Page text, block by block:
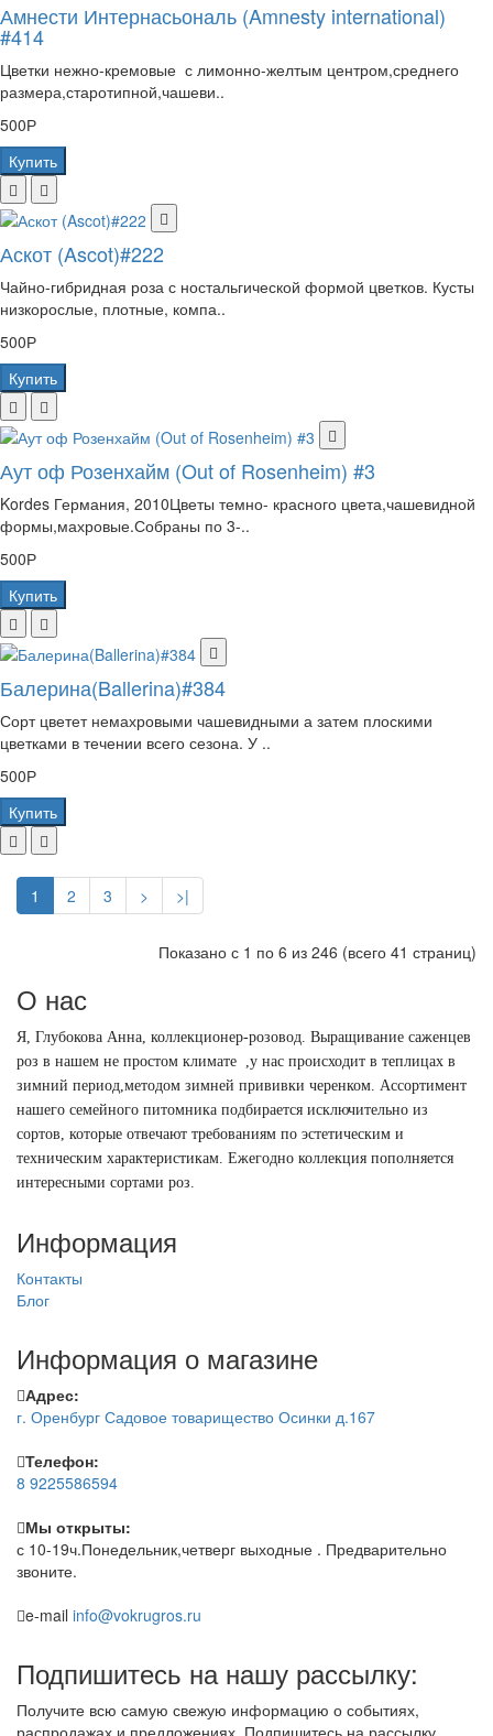
Амнести Интернасьональ (Amnesty international)
#414
Цветки нежно-кремовые с лимонно-желтым центром,среднего
размера,старотипной,чашеви..
500Р
Купить
Аскот (Ascot)#222
Чайно-гибридная роза с ностальгической формой цветков. Кусты
низкорослые, плотные, компа..
500Р
Купить
Аут оф Розенхайм (Out of Rosenheim) #3
Kordes Германия, 2010Цветы темно- красного цвета,чашевидной
формы,махровые.Собраны по 3-..
500Р
Купить
Балерина(Ballerina)#384
Сорт цветет немахровыми чашевидными а затем плоскими
цветками в течении всего сезона. У ..
500Р
Купить
1 2 3 > >|
Показано с 1 по 6 из 246 (всего 41 страниц)
О нас
Я, Глубокова Анна, коллекционер-розовод. Выращивание саженцев
роз в нашем не простом климате ,у нас происходит в теплицах в
зимний период,методом зимней прививки черенком. Ассортимент
нашего семейного питомника подбирается исключительно из
сортов, которые отвечают требованиям по эстетическим и
техническим характеристикам. Ежегодно коллекция пополняется
интересными сортами роз.
Информация
Контакты
Блог
Информация о магазине
Адрес:
г. Оренбург Садовое товарищество Осинки д.167
Телефон:
8 9225586594
Мы открыты:
с 10-19ч.Понедельник,четверг выходные . Предварительно
звоните.
e-mail info@vokrugros.ru
Подпишитесь на нашу рассылку:
Получите всю самую свежую информацию о событиях,
распродажах и предложениях. Подпишитесь на рассылку